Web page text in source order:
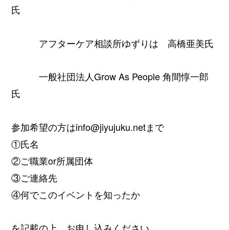
氏
アフターケア相談所ゆずりは 高橋亜美氏
一般社団法人Grow As People 角間惇一郎
氏
参加希望の方はinfo@jiyujuku.netまで
①氏名
②ご職業or所属団体
③ご連絡先
④何でこのイベントを知ったか